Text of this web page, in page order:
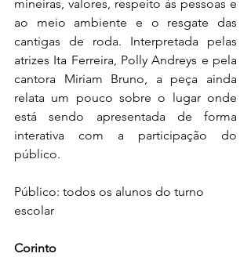
mineiras, valores, respeito às pessoas e
ao meio ambiente e o resgate das
cantigas de roda. Interpretada pelas
atrizes Ita Ferreira, Polly Andreys e pela
cantora Miriam Bruno, a peça ainda
relata um pouco sobre o lugar onde
está sendo apresentada de forma
interativa com a participação do
público.
Público: todos os alunos do turno
escolar
Corinto